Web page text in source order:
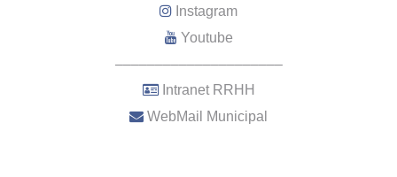
Instagram
Youtube
–––––––––––––––––––––
Intranet RRHH
WebMail Municipal